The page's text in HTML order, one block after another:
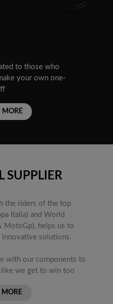
to those who
your own one-
MORE
SUPPLIER
the riders of the top
Italia) and World
MotoGp), helps us to
innovative solutions.
with our components to
we get to win too​​​​​​
MORE